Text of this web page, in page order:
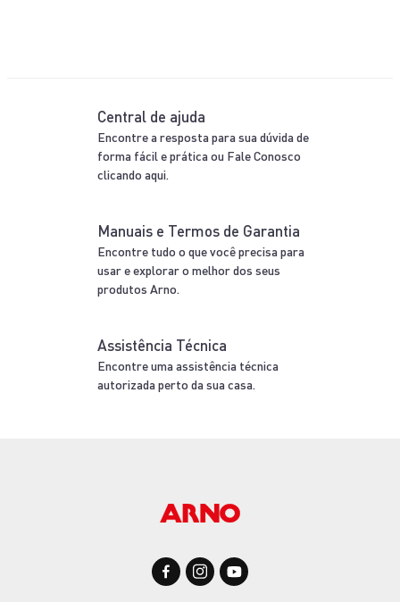
Central de ajuda
Encontre a resposta para sua dúvida de
forma fácil e prática ou Fale Conosco
clicando aqui.
Manuais e Termos de Garantia
Encontre tudo o que você precisa para
usar e explorar o melhor dos seus
produtos Arno.
Assistência Técnica
Encontre uma assistência técnica
autorizada perto da sua casa.